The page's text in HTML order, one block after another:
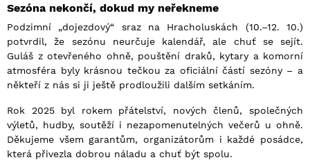
Sezóna nekončí, dokud my neřekneme
Podzimní „dojezdový“ sraz na Hracholuskách (10.–12. 10.)
potvrdil, že sezónu neurčuje kalendář, ale chuť se sejít.
Guláš z otevřeného ohně, pouštění draků, kytary a komorní
atmosféra byly krásnou tečkou za oficiální částí sezóny – a
někteří z nás si ji ještě prodloužili dalším setkáním.
Rok 2025 byl rokem přátelství, nových členů, společných
výletů, hudby, soutěží i nezapomenutelných večerů u ohně.
Děkujeme všem garantům, organizátorům i každé posádce,
která přivezla dobrou náladu a chuť být spolu.